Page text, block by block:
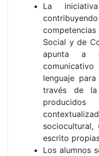
La
Social y de
apunta a
lenguaje
través de
escrito
Los alumnos